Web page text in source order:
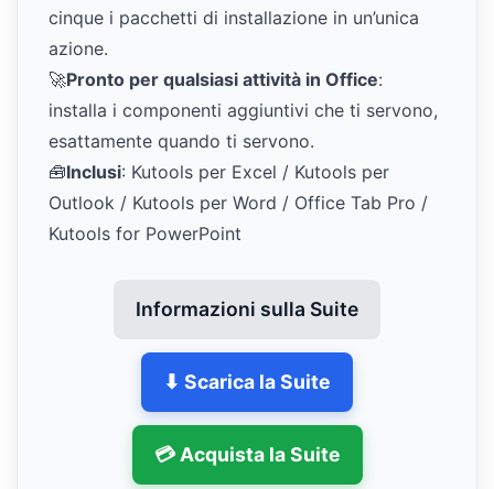
cinque i pacchetti di installazione in un’unica
azione.
🚀Pronto per qualsiasi attività in Office:
installa i componenti aggiuntivi che ti servono,
esattamente quando ti servono.
🧰Inclusi: Kutools per Excel / Kutools per
Outlook / Kutools per Word / Office Tab Pro /
Kutools for PowerPoint
Informazioni sulla Suite
⬇ Scarica la Suite
💳 Acquista la Suite